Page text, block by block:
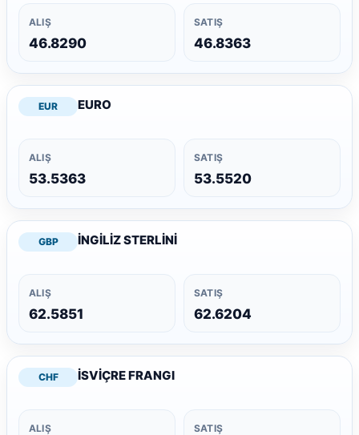
ALIŞ
46.8290
SATIŞ
46.8363
EUR EURO
ALIŞ
53.5363
SATIŞ
53.5520
GBP İNGİLİZ STERLİNİ
ALIŞ
62.5851
SATIŞ
62.6204
CHF İSVİÇRE FRANGI
ALIŞ SATIŞ